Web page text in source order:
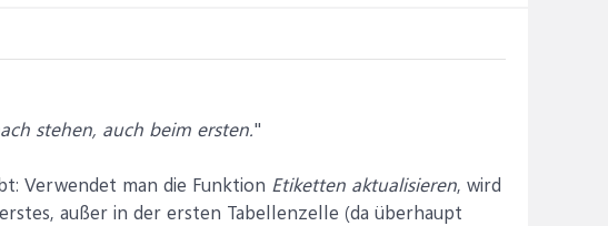
stehen, auch beim ersten."
Verwendet man die Funktion Etiketten aktualisieren, wird
außer in der ersten Tabellenzelle (da überhaupt